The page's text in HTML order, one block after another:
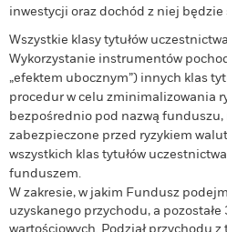
inwestycji oraz dochód z niej
Wszystkie klasy tytułów
Wykorzystanie instrumentów
„efektem ubocznym”) innych klas
procedur w celu zminimalizowania
bezpośrednio pod nazwą funduszu,
zabezpieczone przed ryzykiem
wszystkich klas tytułów
funduszem.
W zakresie, w jakim Fundusz
uzyskanego przychodu, a
wartościowych. Podział przychodu